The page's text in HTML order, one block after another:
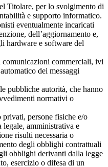
Titolare, per lo svolgimento di
e supporto informatico.
eventualmente incaricati
dell’aggiornamento e,
hardware e software del
comunicazioni commerciali, ivi
dei messaggi
pubbliche autorità, che hanno
normativi o
persone fisiche e/o
amministrativa e
risulti necessaria o
degli obblighi contrattuali
obblighi derivanti dalla legge
esercizio o difesa di un